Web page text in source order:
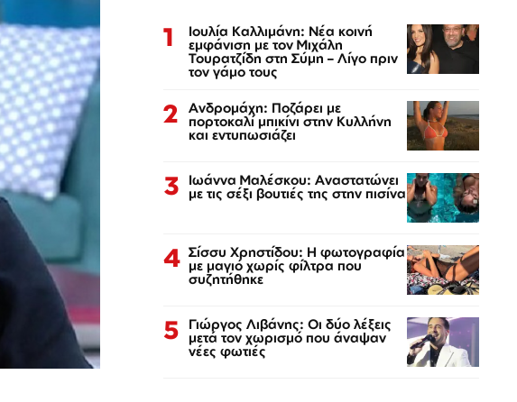
1 Ιουλία Καλλιμάνη: Νέα κοινή
εμφάνιση με τον Μιχάλη
Τουρατζίδη στη Σύμη – Λίγο πριν
τον γάμο τους
2 Ανδρομάχη: Ποζάρει με
πορτοκαλί μπικίνι στην Κυλλήνη
και εντυπωσιάζει
3 Ιωάννα Μαλέσκου: Αναστατώνει
με τις σέξι βουτιές της στην πισίνα
4 Σίσσυ Χρηστίδου: Η φωτογραφία
με μαγιό χωρίς φίλτρα που
συζητήθηκε
5 Γιώργος Λιβάνης: Οι δύο λέξεις
μετά τον χωρισμό που άναψαν
νέες φωτιές